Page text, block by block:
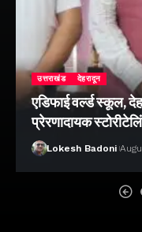
उत्तराखंड देहरादून
एडिफाई वर्ल्ड स्कूल,
प्रेरणादायक
Lokesh Badoni